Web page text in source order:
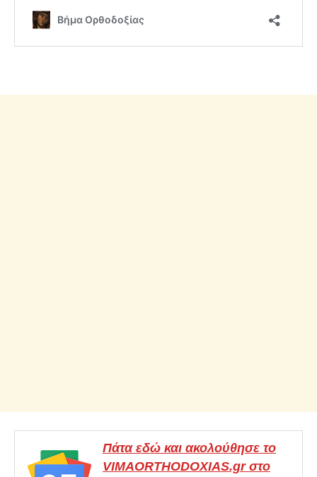
Πάτα εδώ και ακολούθησε το
VIMAORTHODOXIAS.gr στο